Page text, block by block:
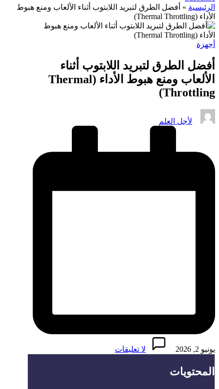
الرئيسية » أفضل الطرق لتبريد اللابتوب أثناء الألعاب ومنع هبوط
الأداء (Thermal Throttling)
نُشر
أجهزة
أفضل الطرق لتبريد اللابتوب أثناء
الألعاب ومنع هبوط الأداء (Thermal
Throttling)
تمّ
النشر
لأجل العلم
يونيو 2, 2026 لا تعليقات
المحتويات